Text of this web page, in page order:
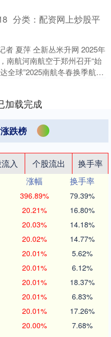
分类：配资网上炒股平
者 夏萍 仝新丛米升网 2025年
南航河南航空于郑州召开“始
全球”2025南航冬春换季航线
加载完成
跌榜
入 个股流出
换手率
涨幅
换手率
396.89% 79.39%
20.21% 16.80%
20.03% 14.18%
20.02% 14.77%
20.01% 5.62%
20.01% 6.12%
20.01% 18.37%
20.01% 6.83%
20.01% 17.26%
20.00% 7.68%